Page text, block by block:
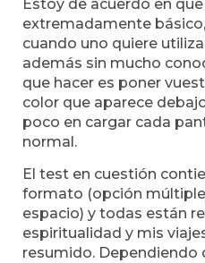
Estoy de acuerdo en
extremadamente
cuando uno quiere
además sin mucho
que hacer es poner
color que aparece
poco en cargar cada
normal.
El test en cuestión
formato (opción
espacio) y todas están
espiritualidad y mis
resumido. Dependiendo